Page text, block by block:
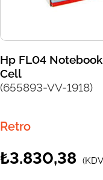
Hp FL04
Cell
(655893-VV-1918)
Retro
₺3.830,38